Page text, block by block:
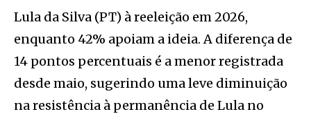
Lula da Silva (PT) à reeleição em 2026,
enquanto 42% apoiam a ideia. A diferença de
14 pontos percentuais é a menor registrada
desde maio, sugerindo uma leve diminuição
na resistência à permanência de Lula no